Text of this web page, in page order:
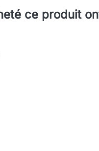
ce produit